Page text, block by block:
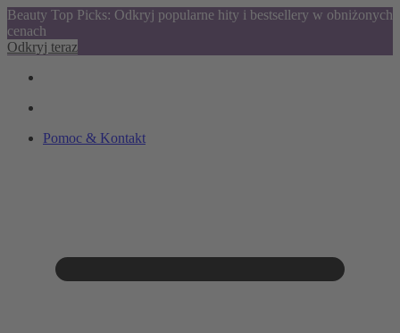
Beauty Top Picks: Odkryj popularne hity i bestsellery w obniżonych
cenach
Odkryj teraz
Pomoc & Kontakt